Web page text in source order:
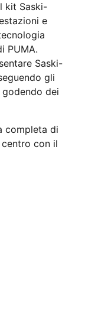
kit Saski-
e
PUMA.
Saski-
gli
dei
completa di
centro con il